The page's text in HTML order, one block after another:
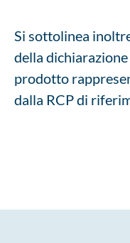
Si sottolinea
della
prodotto
dalla RCP di